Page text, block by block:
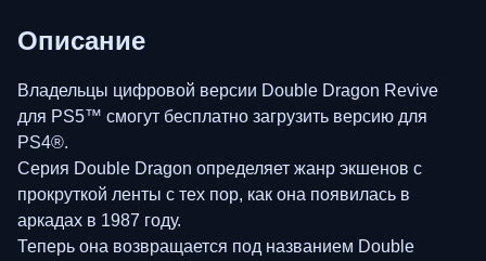
Описание
Владельцы цифровой версии Double Dragon Revive
для PS5™ смогут бесплатно загрузить версию для
PS4®.
Серия Double Dragon определяет жанр экшенов с
прокруткой ленты с тех пор, как она появилась в
аркадах в 1987 году.
Теперь она возвращается под названием Double